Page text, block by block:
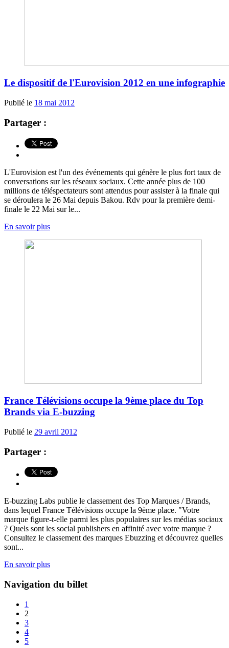
Le dispositif de l'Eurovision 2012 en une infographie
Publié le 18 mai 2012
Partager :
L'Eurovision est l'un des événements qui génère le plus fort taux de
conversations sur les réseaux sociaux. Cette année plus de 100
millions de téléspectateurs sont attendus pour assister à la finale qui
se déroulera le 26 Mai depuis Bakou. Rdv pour la première demi-
finale le 22 Mai sur le...
En savoir plus
France Télévisions occupe la 9ème place du Top
Brands via E-buzzing
Publié le 29 avril 2012
Partager :
E-buzzing Labs publie le classement des Top Marques / Brands,
dans lequel France Télévisions occupe la 9ème place. "Votre
marque figure-t-elle parmi les plus populaires sur les médias sociaux
? Quels sont les social publishers en affinité avec votre marque ?
Consultez le classement des marques Ebuzzing et découvrez quelles
sont...
En savoir plus
Navigation du billet
1
2
3
4
5